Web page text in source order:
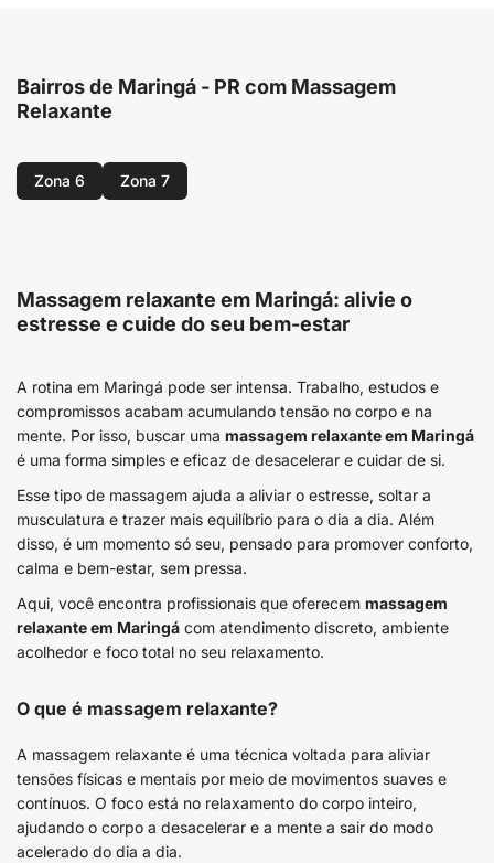
Bairros de Maringá - PR com Massagem
Relaxante
Zona 6 Zona 7
Massagem relaxante em Maringá: alivie o
estresse e cuide do seu bem-estar
A rotina em Maringá pode ser intensa. Trabalho, estudos e
compromissos acabam acumulando tensão no corpo e na
mente. Por isso, buscar uma massagem relaxante em Maringá
é uma forma simples e eficaz de desacelerar e cuidar de si.
Esse tipo de massagem ajuda a aliviar o estresse, soltar a
musculatura e trazer mais equilíbrio para o dia a dia. Além
disso, é um momento só seu, pensado para promover conforto,
calma e bem-estar, sem pressa.
Aqui, você encontra profissionais que oferecem massagem
relaxante em Maringá com atendimento discreto, ambiente
acolhedor e foco total no seu relaxamento.
O que é massagem relaxante?
A massagem relaxante é uma técnica voltada para aliviar
tensões físicas e mentais por meio de movimentos suaves e
contínuos. O foco está no relaxamento do corpo inteiro,
ajudando o corpo a desacelerar e a mente a sair do modo
acelerado do dia a dia.